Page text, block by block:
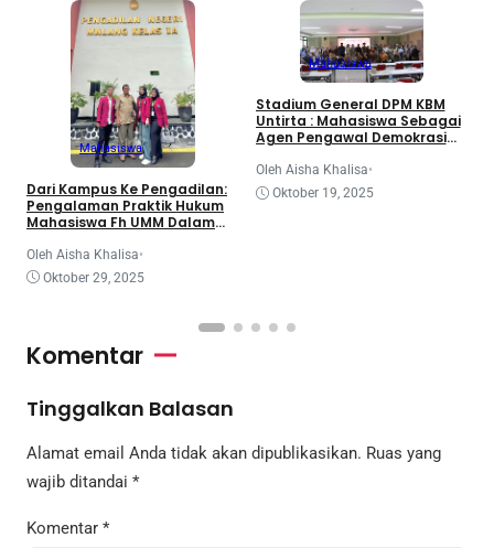
Mahasiswa
Dari Kampus Ke Pengadilan:
Pengalaman Praktik Hukum
Mahasiswa Fh UMM Dalam
Oleh Aisha Khalisa•
Oktober 29, 2025
Mahasiswa
Stadium General DPM KBM
Untirta : Mahasiswa Sebagai
Agen Pengawal Demokrasi
Nasional
Oleh Aisha Khalisa•
Oktober 19, 2025
Komentar
Tinggalkan Balasan
Alamat email Anda tidak akan dipublikasikan. Ruas yang
wajib ditandai *
Komentar *